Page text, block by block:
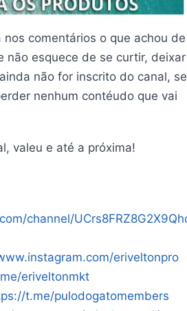
nos comentários o que achou de
não esquece de se curtir, deixar
não for inscrito do canal, se
nenhum contéudo que vai
valeu e até a próxima!
channel/
eriveltonpro
eriveltonmkt
t.me/pulodogatomembers